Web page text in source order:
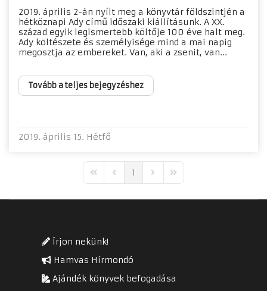
2019. április 2-án nyílt meg a könyvtár földszintjén a
hétköznapi Ady című időszaki kiállításunk. A XX.
század egyik legismertebb költője 100 éve halt meg.
Ady költészete és személyisége mind a mai napig
megosztja az embereket. Van, aki a zsenit, van...
Tovább a teljes bejegyzéshez
2019. április 15. Hétfő
First PagePrevious Page
1 Next PageLast Page
Írjon nekünk!
Hamvas Hírmondó
Ajándék könyvek befogadása